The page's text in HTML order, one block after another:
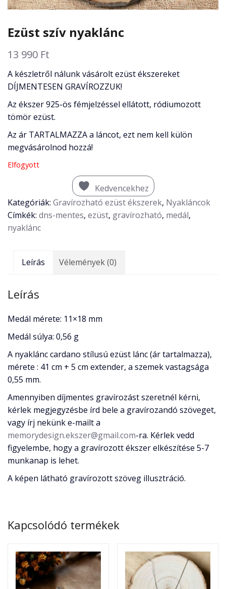
Ezüst szív nyaklánc
13 990 Ft
A készletről nálunk vásárolt ezüst ékszereket
DÍJMENTESEN GRAVÍROZZUK!
Az ékszer 925-ös fémjelzéssel ellátott, ródiumozott
tömör ezüst.
Az ár TARTALMAZZA a láncot, ezt nem kell külön
megvásárolnod hozzá!
Elfogyott
Kedvencekhez
Kategóriák: Gravírozható ezüst ékszerek, Nyakláncok
Címkék: dns-mentes, ezüst, gravírozható, medál,
nyaklánc
Leírás Vélemények (0)
Leírás
Medál mérete: 11×18 mm
Medál súlya: 0,56 g
A nyaklánc cardano stílusú ezüst lánc (ár tartalmazza),
mérete : 41 cm + 5 cm extender, a szemek vastagsága
0,55 mm.
Amennyiben díjmentes gravírozást szeretnél kérni,
kérlek megjegyzésbe írd bele a gravírozandó szöveget,
vagy írj nekünk e-mailt a
memorydesign.ekszer@gmail.com-ra. Kérlek vedd
figyelembe, hogy a gravírozott ékszer elkészítése 5-7
munkanap is lehet.
A képen látható gravírozott szöveg illusztráció.
Kapcsolódó termékek